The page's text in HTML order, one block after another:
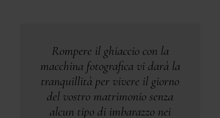
Rompere il ghiaccio con la
macchina fotografica vi darà la
tranquillità per vivere il giorno
del vostro matrimonio senza
alcun tipo di imbarazzo nei